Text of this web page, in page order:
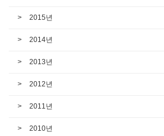
2015년
2014년
2013년
2012년
2011년
2010년